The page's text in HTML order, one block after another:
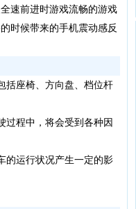
速前进时游戏流畅的游戏
时候带来的手机震动感反
座椅、方向盘、档位杆
过程中，将会受到各种因
的运行状况产生一定的影